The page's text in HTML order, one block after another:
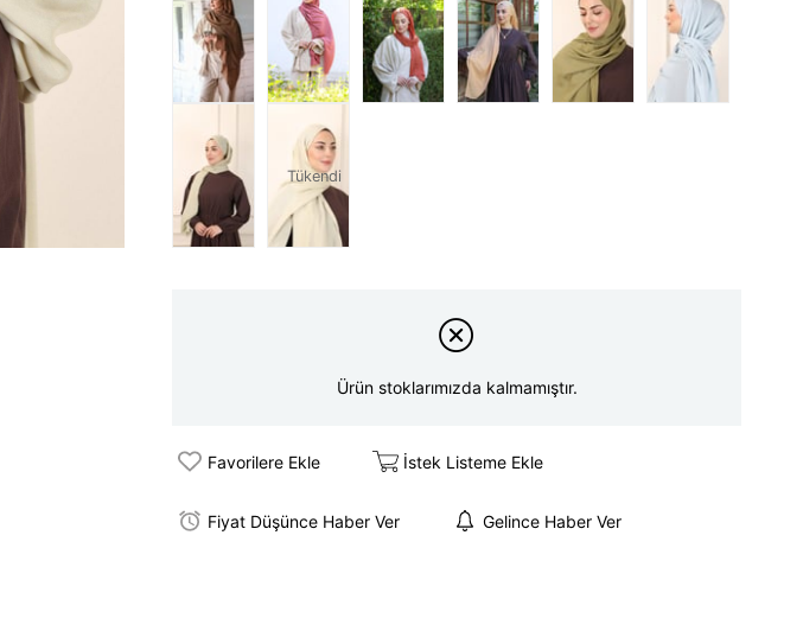
Tükendi
Ürün stoklarımızda kalmamıştır.
Favorilere Ekle İstek Listeme Ekle
Fiyat Düşünce Haber Ver Gelince Haber Ver